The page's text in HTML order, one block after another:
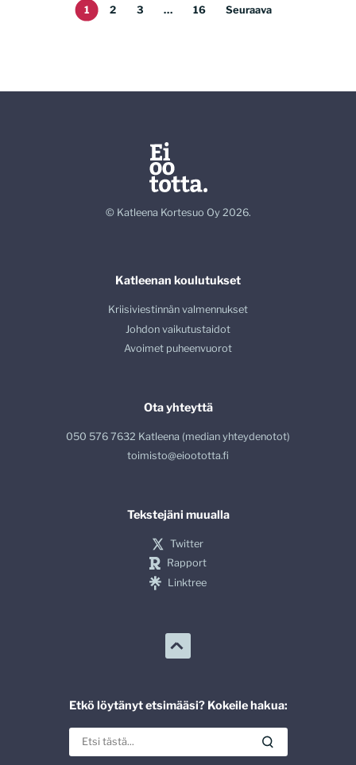
1 2 3 … 16 Seuraava
© Katleena Kortesuo Oy 2026.
Katleenan koulutukset
Kriisiviestinnän valmennukset
Johdon vaikutustaidot
Avoimet puheenvuorot
Ota yhteyttä
050 576 7632 Katleena (median yhteydenotot)
toimisto@eioototta.fi
Tekstejäni muualla
Twitter
Rapport
Linktree
Etkö löytänyt etsimääsi? Kokeile hakua: